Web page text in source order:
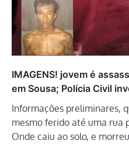
IMAGENS! jovem é
em Sousa; Polícia Civil
Informações preliminares,
mesmo ferido até uma rua
Onde caiu ao solo, e